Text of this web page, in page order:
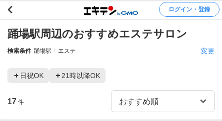
ログイン・登録
踊場駅周辺のおすすめエステサロン
検索条件 踊場駅 エステ 変更
日祝OK 21時以降OK
17 件